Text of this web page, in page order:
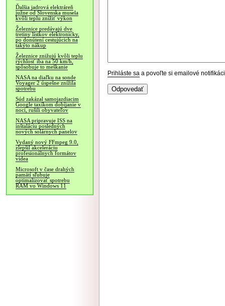
Ďalšia jadrová elektráreň
južne od Slovenska musela
kvôli teplu znížiť výkon
Železnice predávajú dve
tretiny lístkov elektronicky,
po donútení cestujúcich na
takýto nákup
Železnice znižujú kvôli teplu
rýchlosť iba na 50 km/h,
spôsobuje to meškanie
NASA na diaľku na sonde
Voyager 2 úspešne znížila
spotrebu
Súd zakázal samojazdiacim
Google taxíkom dobíjanie v
noci, rušili obyvateľov
NASA pripravuje ISS na
inštaláciu posledných
nových solárnych panelov
Vydaný nový FFmpeg 9.0,
zlepšil akceleráciu
profesionálnych formátov
videa
Microsoft v čase drahých
pamätí sľubuje
optimalizovať spotrebu
RAM vo Windows 11
Prihláste sa a povoľte si emailové